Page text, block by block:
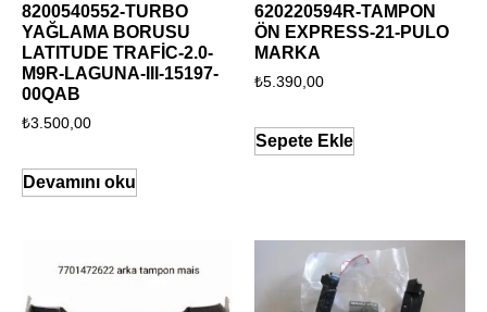
8200540552-TURBO
YAĞLAMA BORUSU
LATITUDE TRAFİC-2.0-
M9R-LAGUNA-III-15197-
00QAB
₺3.500,00
Devamını oku
620220594R-TAMPON
ÖN EXPRESS-21-PULO
MARKA
₺5.390,00
Sepete Ekle